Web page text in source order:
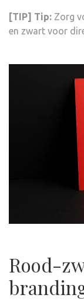
[TIP] Tip: Zorg
en zwart voor
Rood-